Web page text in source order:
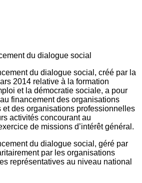
du dialogue social, créé par la
2014 relative à la formation
et la démocratie sociale, a pour
financement des organisations
des organisations professionnelles
activités concourant au
de missions d’intérêt général.
du dialogue social, géré par
par les organisations
représentatives au niveau national